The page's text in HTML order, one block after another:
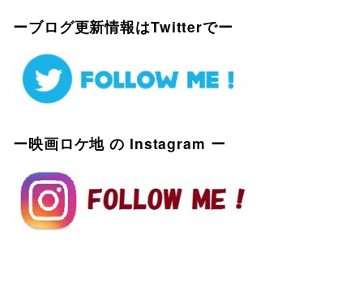
ーブログ更新情報はTwitterでー
ー映画ロケ地 の Instagram ー